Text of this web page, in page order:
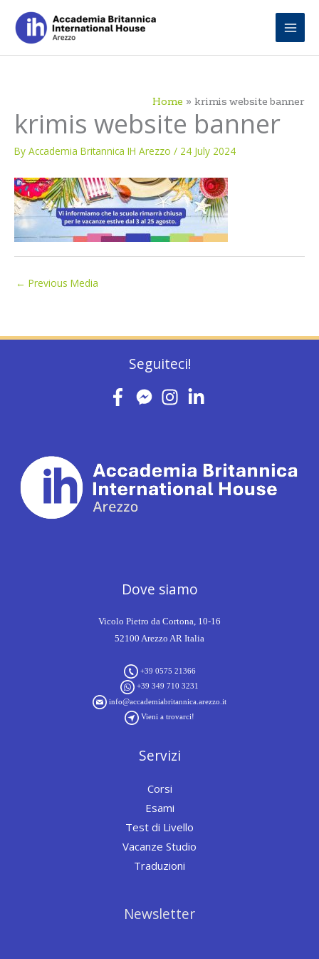
content
Home krimis website banner
krimis website banner
By Accademia Britannica IH Arezzo / 24 July 2024
← Previous Media
Seguiteci!
Dove siamo
Vicolo Pietro da Cortona, 10-16
52100 Arezzo AR Italia
+39 0575 21366
+39 349 710 3231
info@accademiabritannica.arezzo.it
Vieni a trovarci!
Servizi
Corsi
Esami
Test di Livello
Vacanze Studio
Traduzioni
Newsletter